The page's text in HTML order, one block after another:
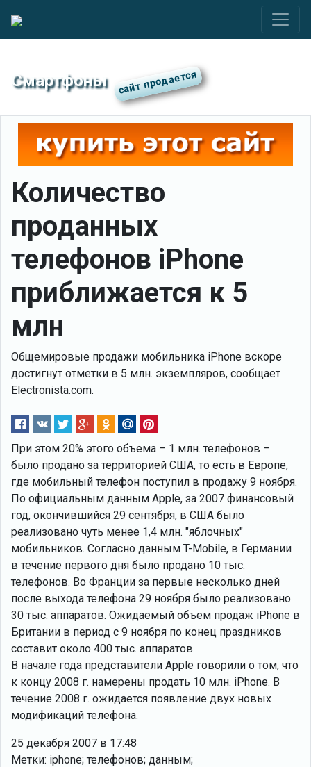
Смартфоны
Количество
проданных
телефонов iPhone
приближается к 5
млн
Общемировые продажи мобильника iPhone вскоре
достигнут отметки в 5 млн. экземпляров, сообщает
Electronista.com.
При этом 20% этого объема – 1 млн. телефонов –
было продано за территорией США, то есть в Европе,
где мобильный телефон поступил в продажу 9 ноября.
По официальным данным Apple, за 2007 финансовый
год, окончившийся 29 сентября, в США было
реализовано чуть менее 1,4 млн. "яблочных"
мобильников. Согласно данным T-Mobile, в Германии
в течение первого дня было продано 10 тыс.
телефонов. Во Франции за первые несколько дней
после выхода телефона 29 ноября было реализовано
30 тыс. аппаратов. Ожидаемый объем продаж iPhone в
Британии в период с 9 ноября по конец праздников
составит около 400 тыс. аппаратов.
В начале года представители Apple говорили о том, что
к концу 2008 г. намерены продать 10 млн. iPhone. В
течение 2008 г. ожидается появление двух новых
модификаций телефона.
25 декабря 2007 в 17:48
Метки: iphone; телефонов; данным;